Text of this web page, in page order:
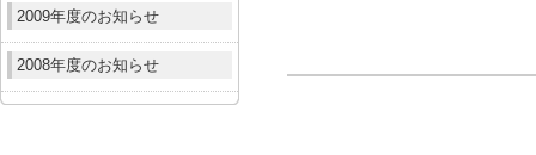
2009年度のお知らせ
2008年度のお知らせ